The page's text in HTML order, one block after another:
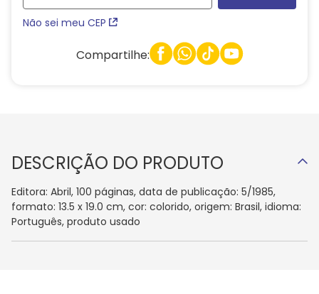
Não sei meu CEP
Compartilhe:
DESCRIÇÃO DO PRODUTO
Editora: Abril, 100 páginas, data de publicação: 5/1985,
formato: 13.5 x 19.0 cm, cor: colorido, origem: Brasil, idioma:
Português, produto usado